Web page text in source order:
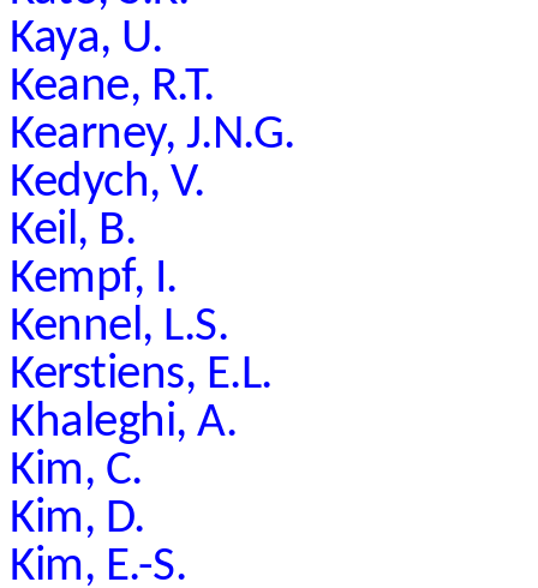
Kaya, U.
Keane, R.T.
Kearney, J.N.G.
Kedych, V.
Keil, B.
Kempf, I.
Kennel, L.S.
Kerstiens, E.L.
Khaleghi, A.
Kim, C.
Kim, D.
Kim, E.-S.